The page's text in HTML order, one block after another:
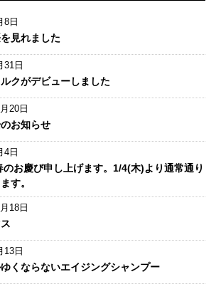
8日
見れました
31日
クがデビューしました
20日
お知らせ
4日
のお慶び申し上げます。1/4(木)より通常通り
す。
18日
13日
くならないエイジングシャンプー